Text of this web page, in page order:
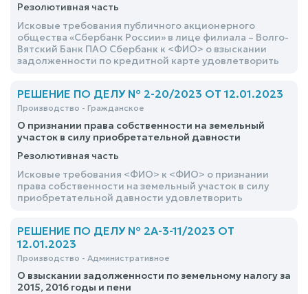
Резолютивная часть
Исковые требования публичного акционерного
общества «Сбербанк России» в лице филиала – Волго-
Вятский Банк ПАО Сбербанк к <ФИО> о взыскании
задолженности по кредитной карте удовлетворить
РЕШЕНИЕ ПО ДЕЛУ № 2-20/2023 ОТ 12.01.2023
Производство - Гражданское
О признании права собственности на земельный
участок в силу приобретательной давности
Резолютивная часть
Исковые требования <ФИО> к <ФИО> о признании
права собственности на земельный участок в силу
приобретательной давности удовлетворить
РЕШЕНИЕ ПО ДЕЛУ № 2А-3-11/2023 ОТ
12.01.2023
Производство - Административное
О взыскании задолженности по земельному налогу за
2015, 2016 годы и пени